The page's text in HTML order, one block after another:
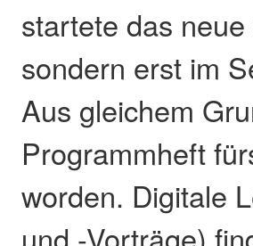
startete das
sondern erst im
Aus gleichem
Programmheft
worden. Digitale
und -Vorträge)